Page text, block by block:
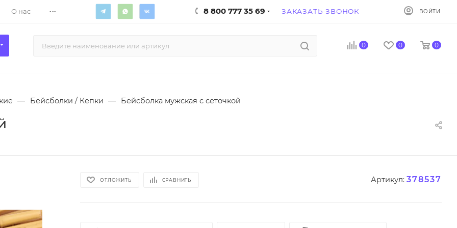
О нас ... 8 800 777 35 69 ЗАКАЗАТЬ ЗВОНОК ВОЙТИ
0 0 0
— Бейсболки / Кепки — Бейсболка мужская с сеточкой
ОТЛОЖИТЬ СРАВНИТЬ Артикул: 378537